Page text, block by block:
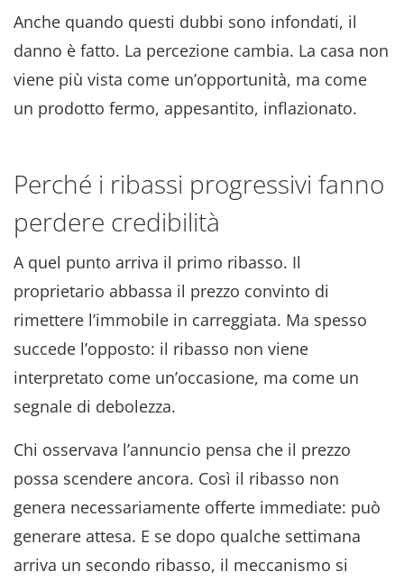
Anche quando questi dubbi sono infondati, il
danno è fatto. La percezione cambia. La casa non
viene più vista come un’opportunità, ma come
un prodotto fermo, appesantito, inflazionato.
Perché i ribassi progressivi fanno
perdere credibilità
A quel punto arriva il primo ribasso. Il
proprietario abbassa il prezzo convinto di
rimettere l’immobile in carreggiata. Ma spesso
succede l’opposto: il ribasso non viene
interpretato come un’occasione, ma come un
segnale di debolezza.
Chi osservava l’annuncio pensa che il prezzo
possa scendere ancora. Così il ribasso non
genera necessariamente offerte immediate: può
generare attesa. E se dopo qualche settimana
arriva un secondo ribasso, il meccanismo si